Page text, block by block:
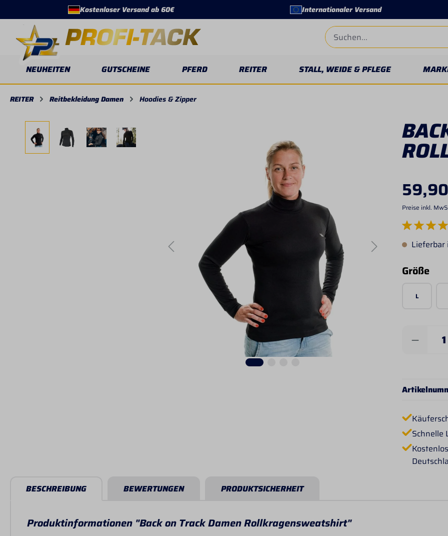
Zur Hauptnavigation springen
Kostenloser Versand ab 60€ Internationaler Versand
NEUHEITEN GUTSCHEINE PFERD REITER STALL, WEIDE & PFLEGE
REITER Reitbekleidung Damen Hoodies & Zipper
Bildergalerie überspringen
Preise inkl.
Größe
L
Schnelle
BESCHREIBUNG BEWERTUNGEN PRODUKTSICHERHEIT
Produktinformationen "Back on Track Damen Rollkragensweatshirt"